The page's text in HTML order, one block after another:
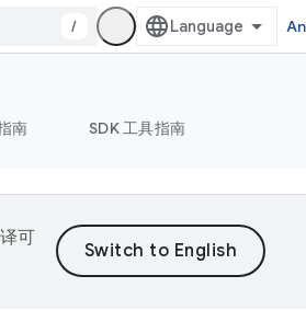
/
南 SDK 工具指南
可